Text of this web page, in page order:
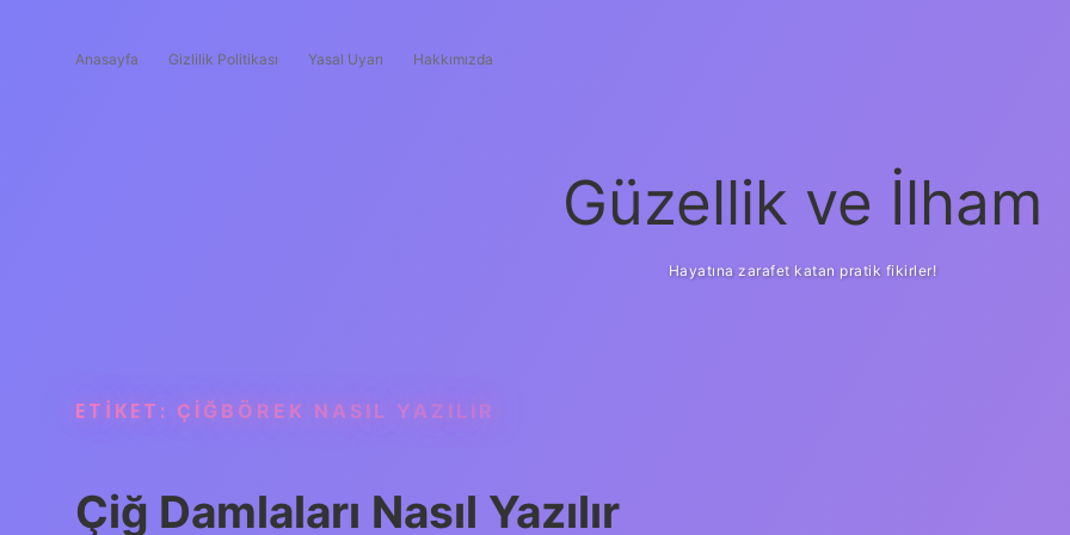
Anasayfa Gizlilik Politikası Yasal Uyarı Hakkımızda
Güzellik ve İlham
Hayatına zarafet katan pratik fikirler!
ETIKET: ÇIĞBÖREK NASIL YAZILIR
Çiğ Damlaları Nasıl Yazılır